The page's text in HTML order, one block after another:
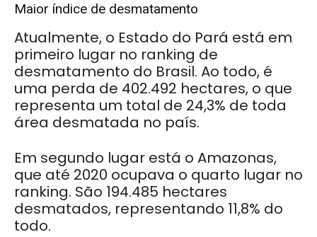
Maior índice de desmatamento
Atualmente, o Estado do Pará está em
primeiro lugar no ranking de
desmatamento do Brasil. Ao todo, é
uma perda de 402.492 hectares, o que
representa um total de 24,3% de toda
área desmatada no país.
Em segundo lugar está o Amazonas,
que até 2020 ocupava o quarto lugar no
ranking. São 194.485 hectares
desmatados, representando 11,8% do
todo.